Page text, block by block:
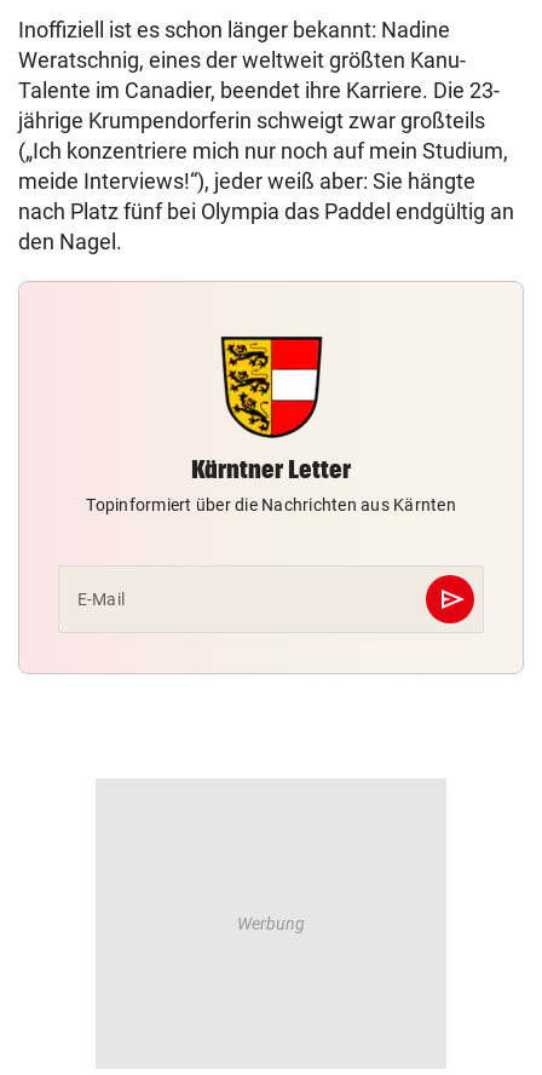
Inoffiziell ist es schon länger bekannt: Nadine
Weratschnig, eines der weltweit größten Kanu-
Talente im Canadier, beendet ihre Karriere. Die 23-
jährige Krumpendorferin schweigt zwar großteils
(„Ich konzentriere mich nur noch auf mein Studium,
meide Interviews!“), jeder weiß aber: Sie hängte
nach Platz fünf bei Olympia das Paddel endgültig an
den Nagel.
Kärntner Letter
Topinformiert über die Nachrichten aus Kärnten
E-Mail send
Abschicken